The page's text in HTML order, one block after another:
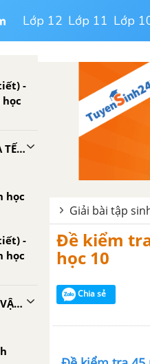
Lớp 12 Lớp 11 Lớp
học
-
học
CHƯƠNG II. CẤU TRÚC CỦA TẾ BÀO
học
-
học
CHƯƠNG III. CHUYỂN HÓA VẬT CHẤT VÀ NĂNG LƯỢNG TRONG TẾ BÀO
Giải bài tập
Đề kiểm
học 10
Chia sẻ